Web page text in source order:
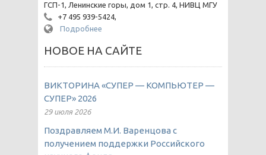
ГСП-1, Ленинские горы, дом 1, стр. 4, НИВЦ МГУ
+7 495 939-5424,
Подробнее
НОВОЕ НА САЙТЕ
ВИКТОРИНА «СУПЕР — КОМПЬЮТЕР —
СУПЕР» 2026
29 июля 2026
Поздравляем М.И. Варенцова с
получением поддержки Российского